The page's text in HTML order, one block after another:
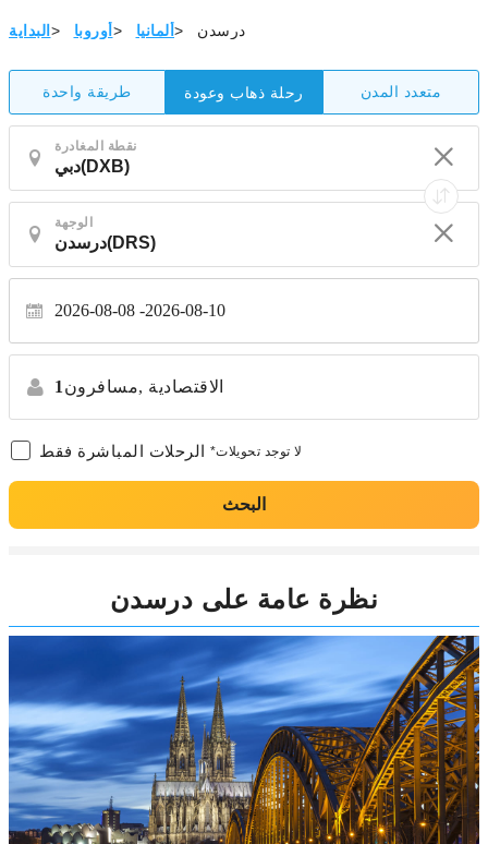
البداية > أوروبا > ألمانيا > درسدن
طريقة واحدة رحلة ذهاب وعودة متعدد المدن
نقطة المغادرة
الوجهة
2026-08-08 2026-08-10
1 مسافرون, الاقتصادية
الرحلات المباشرة فقط *لا توجد تحويلات
البحث
نظرة عامة على درسدن